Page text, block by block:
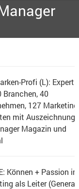
Profi (L):
Branchen, 40
127
mit
Magazin und
Können + Passion im
als Leiter